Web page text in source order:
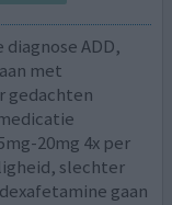
ADD,
met
gedachten
20mg 4x per
slechter
gaan